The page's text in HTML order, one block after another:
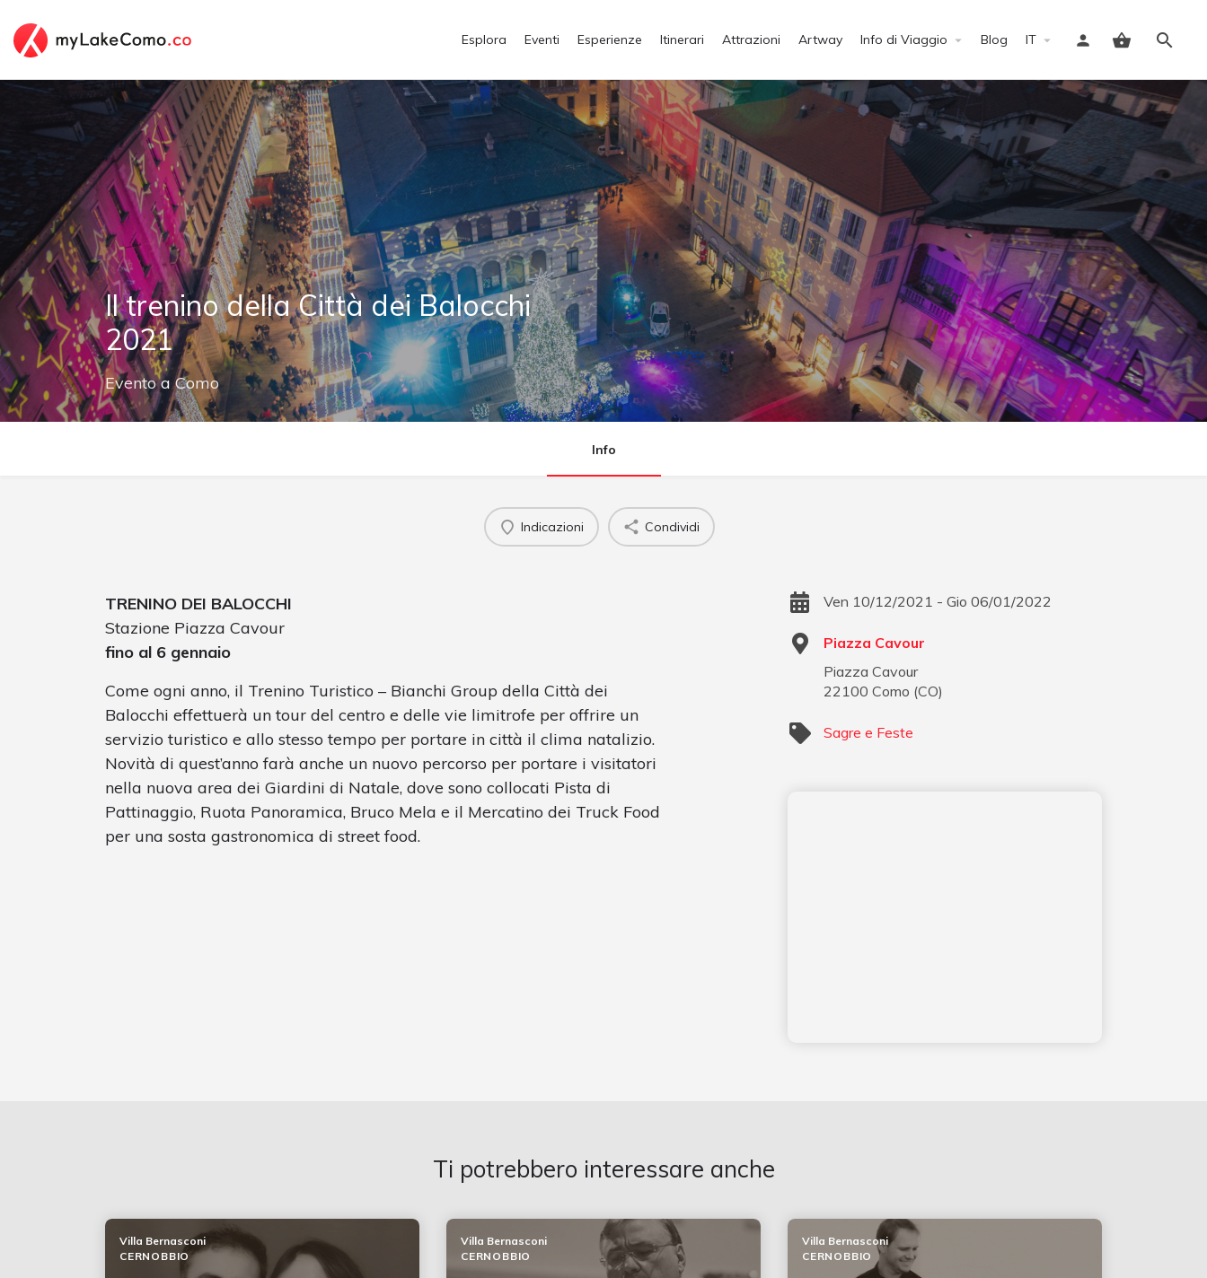
Esplora Eventi Esperienze Itinerari Attrazioni Artway Info di Viaggio Blog IT
Accedi
Il trenino della Città dei Balocchi
2021
EventoaComo
Info
Indicazioni Condividi
TRENINO DEI BALOCCHI
Stazione Piazza Cavour
fino al 6 gennaio
Come ogni anno, il Trenino Turistico – Bianchi Group della Città dei
Balocchi effettuerà un tour del centro e delle vie limitrofe per offrire un
servizio turistico e allo stesso tempo per portare in città il clima natalizio.
Novità di quest’anno farà anche un nuovo percorso per portare i visitatori
nella nuova area dei Giardini di Natale, dove sono collocati Pista di
Pattinaggio, Ruota Panoramica, Bruco Mela e il Mercatino dei Truck Food
per una sosta gastronomica di street food.
Ven 10/12/2021 - Gio 06/01/2022
Piazza Cavour
Piazza Cavour
22100 Como (CO)
Sagre e Feste
Ti potrebbero interessare anche
Villa Bernasconi
CERNOBBIO
Villa Bernasconi
CERNOBBIO
Villa Bernasconi
CERNOBBIO